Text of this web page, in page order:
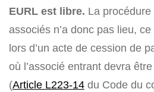
EURL est libre. La
associés n’a donc pas lieu,
lors d’un acte de cession de
où l’associé entrant devra
(Article L223-14 du Code du